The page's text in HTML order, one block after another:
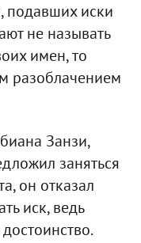
подавших иски
не называть
имен, то
разоблачением
Занзи,
заняться
он отказал
иск, ведь